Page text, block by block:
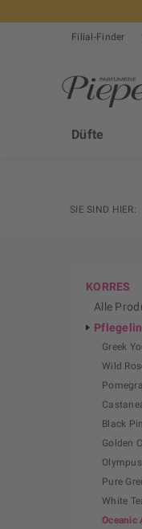
Filial-Finder
Düfte
SIE SIND HIER:
KORRES
Alle
Greek
Wild
Black
Golden
Pure
White
Oceanic